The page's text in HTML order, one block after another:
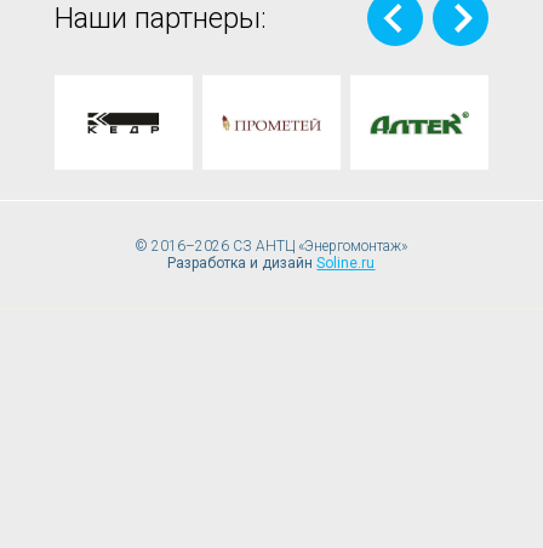
Наши партнеры:
© 2016–2026 СЗ АНТЦ «Энергомонтаж»
Разработка и дизайнSoline.ru